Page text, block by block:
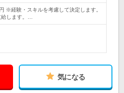
※経験・スキルを考慮して決定します。
します。…
気になる